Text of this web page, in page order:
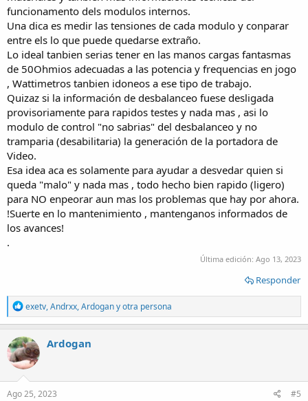
funcionamento dels modulos internos.
Una dica es medir las tensiones de cada modulo y conparar
entre els lo que puede quedarse extraño.
Lo ideal tanbien serias tener en las manos cargas fantasmas
de 50Ohmios adecuadas a las potencia y frequencias en jogo
, Wattimetros tanbien idoneos a ese tipo de trabajo.
Quizaz si la información de desbalanceo fuese desligada
provisoriamente para rapidos testes y nada mas , asi lo
modulo de control "no sabrias" del desbalanceo y no
tramparia (desabilitaria) la generación de la portadora de
Video.
Esa idea aca es solamente para ayudar a desvedar quien si
queda "malo" y nada mas , todo hecho bien rapido (ligero)
para NO enpeorar aun mas los problemas que hay por ahora.
!Suerte en lo mantenimiento , mantenganos informados de
los avances!
.
Última edición: Ago 13, 2023
Responder
R
e
a
c
t
i
o
n
s
exetv,Andrxx,Ardogany otra persona
Ardogan
Ago 25, 2023 #5